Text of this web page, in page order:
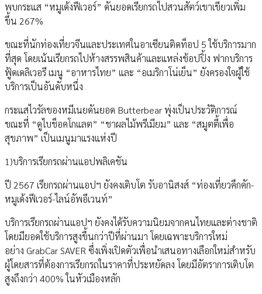
พบกระแส “หมูเด้งฟีเวอร์” ดันยอดเรียกรถไปสวนสัตว์เขาเขียวเพิ่ม
ขึ้น 267%
ขณะที่นักท่องเที่ยวจีนและประเทศในอาเซียนติดท็อป 5 ใช้บริการมาก
ที่สุด โดยเน้นเรียกรถไปห้างสรรพสินค้าและแหล่งช้อปปิ้ง ฟากบริการ
ฟู้ดเดลิเวอรี เมนู “อาหารไทย” และ “อเมริกาโน่เย็น” ยังครองใจผู้ใช้
บริการเป็นอันดับหนึ่ง
กระแสไวรัลของหมีเนยดันยอด Butterbear พุ่งเป็นประวัติการณ์
ขณะที่ “ดูไบช็อคโกแลต” “ชาผลไม้พรีเมียม” และ “สมูตตี้เพื่อ
สุขภาพ” เป็นเมนูมาแรงแห่งปี
1)บริการเรียกรถผ่านแอปพลิเคชัน
ปี 2567 เรียกรถผ่านแอปฯ ยังคงเติบโต รับอานิสงส์ “ท่องเที่ยวคึกคัก-
หมูเด้งฟีเวอร์-ไลน์อัพอีเวนท์”
บริการเรียกรถผ่านแอปฯ ยังคงได้รับความนิยมจากคนไทยและต่างชาติ
โดยมียอดใช้บริการสูงขึ้นกว่าปีที่ผ่านมา โดยเฉพาะบริการใหม่
อย่าง GrabCar SAVER ซึ่งเพิ่งเปิดตัวเพื่อนำเสนอทางเลือกใหม่สำหรับ
ผู้โดยสารที่ต้องการเรียกรถในราคาที่ประหยัดลง โดยมีอัตราการเติบโต
สูงถึงกว่า 400% ในหัวเมืองหลัก